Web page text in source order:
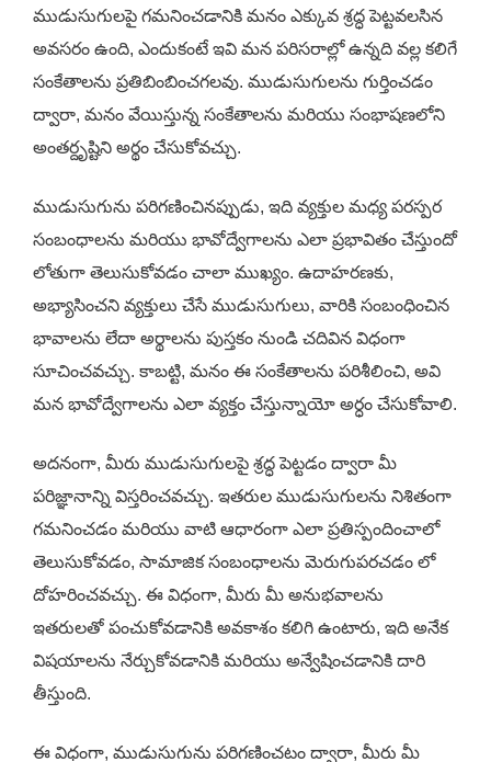
ముడుసుగులపై గమనించడానికి మనం ఎక్కువ శ్రద్ధ పెట్టవలసిన
అవసరం ఉంది, ఎందుకంటే ఇవి మన పరిసరాల్లో ఉన్నది వల్ల కలిగే
సంకేతాలను ప్రతిబింబించగలవు. ముడుసుగులను గుర్తించడం
ద్వారా, మనం వేయిస్తున్న సంకేతాలను మరియు సంభాషణలోని
అంతర్దృష్టిని అర్థం చేసుకోవచ్చు.
ముడుసుగును పరిగణించినప్పుడు, ఇది వ్యక్తుల మధ్య పరస్పర
సంబంధాలను మరియు భావోద్వేగాలను ఎలా ప్రభావితం చేస్తుందో
లోతుగా తెలుసుకోవడం చాలా ముఖ్యం. ఉదాహరణకు,
అభ్యాసించని వ్యక్తులు చేసే ముడుసుగులు, వారికి సంబంధించిన
భావాలను లేదా అర్థాలను పుస్తకం నుండి చదివిన విధంగా
సూచించవచ్చు. కాబట్టి, మనం ఈ సంకేతాలను పరిశీలించి, అవి
మన భావోద్వేగాలను ఎలా వ్యక్తం చేస్తున్నాయో అర్ధం చేసుకోవాలి.
అదనంగా, మీరు ముడుసుగులపై శ్రద్ధ పెట్టడం ద్వారా మీ
పరిజ్ఞానాన్ని విస్తరించవచ్చు. ఇతరుల ముడుసుగులను నిశితంగా
గమనించడం మరియు వాటి ఆధారంగా ఎలా ప్రతిస్పందించాలో
తెలుసుకోవడం, సామాజిక సంబంధాలను మెరుగుపరచడం లో
దోహరించవచ్చు. ఈ విధంగా, మీరు మీ అనుభవాలను
ఇతరులతో పంచుకోవడానికి అవకాశం కలిగి ఉంటారు, ఇది అనేక
విషయాలను నేర్చుకోవడానికి మరియు అన్వేషించడానికి దారి
తీస్తుంది.
ఈ విధంగా, ముడుసుగును పరిగణించటం ద్వారా, మీరు మీ